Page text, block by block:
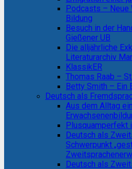
Podcasts – Neue
Bildung
Besuch in der
Gießener UB
Die alljährliche
Literaturarchiv
KlassikER
Thomas Raab –
Betty Smith – Ein
Deutsch als
Aus dem Alltag
Plusquamperfekt
Deutsch als
Schwerpunkt
Deutsch als